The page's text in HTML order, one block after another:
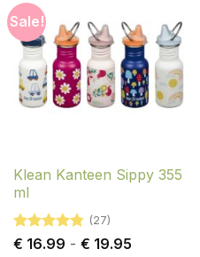
Sale!
Klean Kanteen Sippy 355
ml
Gewaardeerd
(27)
€ 16.99 - € 19.95Prijsklasse: